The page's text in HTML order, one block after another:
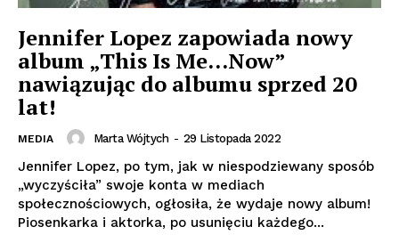
Jennifer Lopez zapowiada nowy
album „This Is Me…Now”
nawiązując do albumu sprzed 20
lat!
MEDIA Marta Wójtych - 29 Listopada 2022
Jennifer Lopez, po tym, jak w niespodziewany sposób
„wyczyściła” swoje konta w mediach
społecznościowych, ogłosiła, że ​​wydaje nowy album!
Piosenkarka i aktorka, po usunięciu każdego...